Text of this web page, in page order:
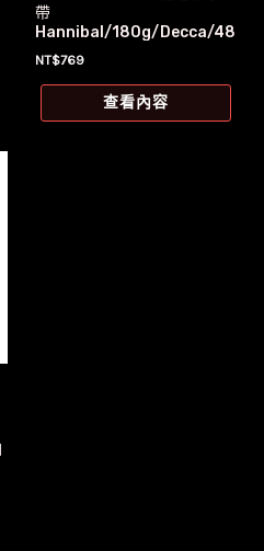
帶
Hannibal/180g/Decca/48
3 2130
NT$769
查看內容